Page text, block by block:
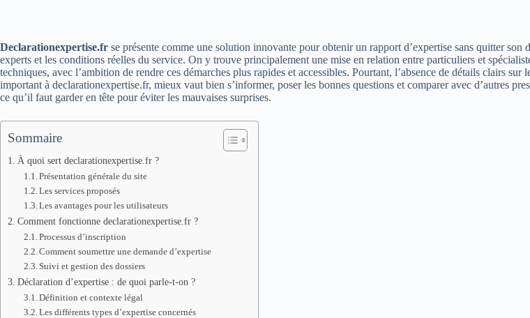
Declarationexpertise.fr se présente comme une solution innovante pour obtenir un rapport d’expertise sans quitter
experts et les conditions réelles du service. On y trouve principalement une mise en relation entre particuliers et
techniques, avec l’ambition de rendre ces démarches plus rapides et accessibles. Pourtant, l’absence de détails clairs
important à declarationexpertise.fr, mieux vaut bien s’informer, poser les bonnes questions et comparer avec d’autres
ce qu’il faut garder en tête pour éviter les mauvaises surprises.
Sommaire
À quoi sert declarationexpertise.fr ?
Présentation générale du site
Les services proposés
Les avantages pour les utilisateurs
Comment fonctionne declarationexpertise.fr ?
Processus d’inscription
Comment soumettre une demande d’expertise
Suivi et gestion des dossiers
Déclaration d’expertise : de quoi parle-t-on ?
Définition et contexte légal
Les différents types d’expertise concernés